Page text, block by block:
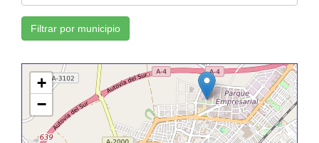
Filtrar por municipio
+
−